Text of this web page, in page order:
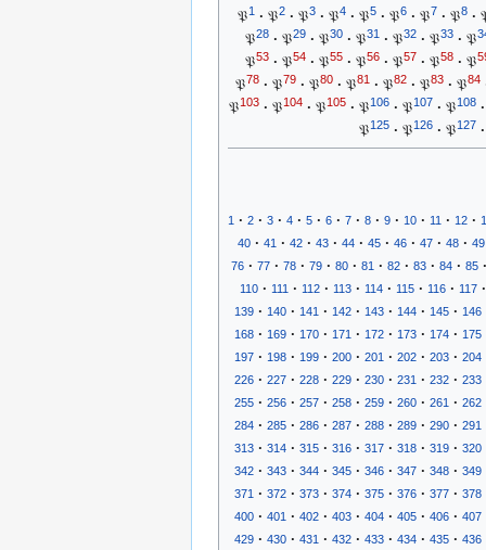
𝔓1 · 𝔓2 · 𝔓3 · 𝔓4 · 𝔓5 · 𝔓6 · 𝔓7 · 𝔓8 ·
𝔓28 · 𝔓29 · 𝔓30 · 𝔓31 · 𝔓32 · 𝔓33 · 𝔓
𝔓53 · 𝔓54 · 𝔓55 · 𝔓56 · 𝔓57 · 𝔓58 · 𝔓
𝔓78 · 𝔓79 · 𝔓80 · 𝔓81 · 𝔓82 · 𝔓83 · 𝔓84
𝔓103 · 𝔓104 · 𝔓105 · 𝔓106 · 𝔓107 · 𝔓108 ·
𝔓125 · 𝔓126 · 𝔓127 ·
1 · 2 · 3 · 4 · 5 · 6 · 7 · 8 · 9 · 10 · 11 · 12 ·
40 · 41 · 42 · 43 · 44 · 45 · 46 · 47 · 48 · 49
76 · 77 · 78 · 79 · 80 · 81 · 82 · 83 · 84 · 85 ·
110 · 111 · 112 · 113 · 114 · 115 · 116 · 117 ·
139 · 140 · 141 · 142 · 143 · 144 · 145 · 146
168 · 169 · 170 · 171 · 172 · 173 · 174 · 175
197 · 198 · 199 · 200 · 201 · 202 · 203 · 204
226 · 227 · 228 · 229 · 230 · 231 · 232 · 233
255 · 256 · 257 · 258 · 259 · 260 · 261 · 262
284 · 285 · 286 · 287 · 288 · 289 · 290 · 291
313 · 314 · 315 · 316 · 317 · 318 · 319 · 320
342 · 343 · 344 · 345 · 346 · 347 · 348 · 349
371 · 372 · 373 · 374 · 375 · 376 · 377 · 378
400 · 401 · 402 · 403 · 404 · 405 · 406 · 407
429 · 430 · 431 · 432 · 433 · 434 · 435 · 436